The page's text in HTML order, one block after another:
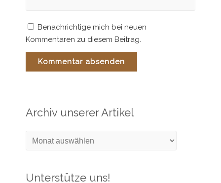
Benachrichtige mich bei neuen
Kommentaren zu diesem Beitrag.
Archiv unserer Artikel
Archiv
Unterstütze uns!